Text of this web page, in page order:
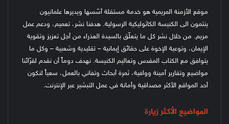
موقع الأزمنة المريمية هو خدمة مستقلة أسّسها ويديرها علمانيون
ينتمون الى الكنيسة الكاثوليكية الرسولية. هدفنا نشر، تعميم، ودعم عمل
مريم. من خلال نشر كل ما يتعلّق بالسيدة العذراء من أجل تعزيز وتقوية
الإيمان، وتوعية الإخوة على حقائق إيمانية – تقليدية وشعبية – وكل ما
يتوافق مع الكتاب المقدس وتعاليم الكنيسة. نهدف دوماً أن نقدم لقرّائنا
مواضيع وتقارير أمينة ووافية، ثمرة أبحاث وتفاني بالعمل، سعياً لنكون
أحد المواقع الأكثر مصداقية وأمانة في عمل التبشير عبر الإنترنت.
المواضيع الأكثر زيارة